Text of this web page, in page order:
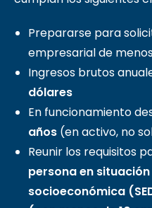
Prepararse para
empresarial de
Ingresos brutos
dólares
En funcionamiento
años (en activo, no
Reunir los requisitos
persona en
socioeconómica